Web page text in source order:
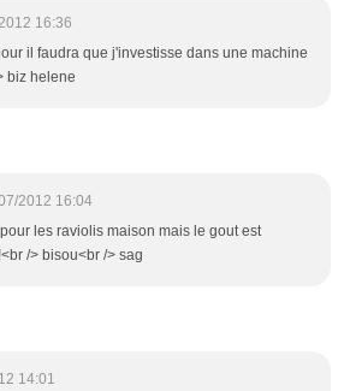
16:36
il faudra que j'investisse dans une machine
biz helene
2012 16:04
les raviolis maison mais le gout est
/> bisou<br /> sag
14:01